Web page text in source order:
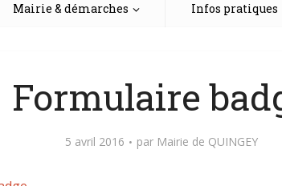
Mairie & démarches Infos pratiques
Formulaire
5 avril 2016 par Mairie de QUINGEY